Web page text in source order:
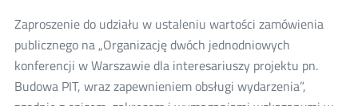
BA.WZP.26.6.31.2019.1
Zaproszenie do udziału w ustaleniu wartości zamówienia
publicznego na „Organizację dwóch jednodniowych
konferencji w Warszawie dla interesariuszy projektu pn.
Budowa PIT, wraz zapewnieniem obsługi wydarzenia”,